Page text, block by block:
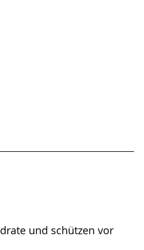
und schützen vor